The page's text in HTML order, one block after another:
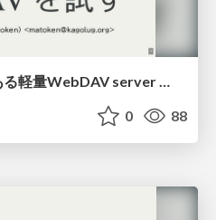
Nextcloud と互換性のある軽量WebDAV server のKaraDAV を試す
0 88